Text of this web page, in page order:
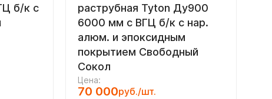
б/к с
раструбная Tyton Ду900
6000 мм с ВГЦ б/к с нар.
алюм. и эпоксидным
покрытием Свободный
Сокол
Цена:
70 000руб./шт.